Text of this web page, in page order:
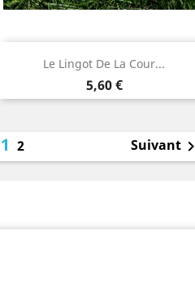
Le Lingot De La Cour...
Prix
5,60 €
Aperçu rapide
12 Suivant